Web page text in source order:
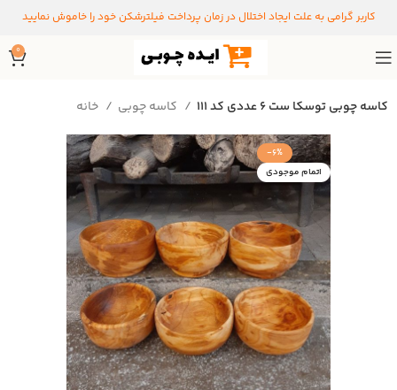
کاربر گرامی به علت ایجاد اختلال در زمان پرداخت فیلترشکن خود را خاموش نمایید
0
خانه کاسه چوبی توسکا ست ۶ عددی کد ۱۱۱
-6%
اتمام موجودی